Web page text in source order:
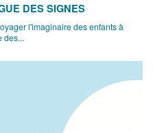
DES SIGNES
l'imaginaire des enfants à
des...